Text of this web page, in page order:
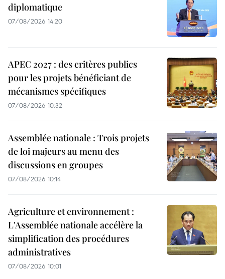
diplomatique
07/08/2026 14:20
APEC 2027 : des critères publics
pour les projets bénéficiant de
mécanismes spécifiques
07/08/2026 10:32
Assemblée nationale : Trois projets
de loi majeurs au menu des
discussions en groupes
07/08/2026 10:14
Agriculture et environnement :
L'Assemblée nationale accélère la
simplification des procédures
administratives
07/08/2026 10:01